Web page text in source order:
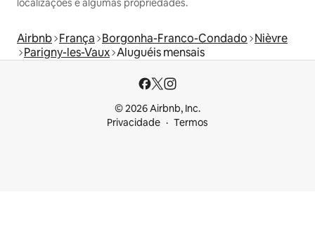
localizações e algumas propriedades.
Airbnb França Borgonha-Franco-Condado Nièvre
Parigny-les-Vaux Aluguéis mensais
© 2026 Airbnb, Inc.
Privacidade
Termos